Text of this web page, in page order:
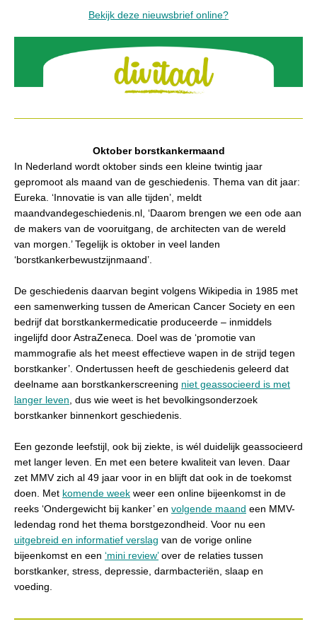
Bekijk deze nieuwsbrief online?
Oktober borstkankermaand
In Nederland wordt oktober sinds een kleine twintig jaar
gepromoot als maand van de geschiedenis. Thema van dit jaar:
Eureka. ‘Innovatie is van alle tijden’, meldt
maandvandegeschiedenis.nl, ‘Daarom brengen we een ode aan
de makers van de vooruitgang, de architecten van de wereld
van morgen.’ Tegelijk is oktober in veel landen
‘borstkankerbewustzijnmaand’.
De geschiedenis daarvan begint volgens Wikipedia in 1985 met
een samenwerking tussen de American Cancer Society en een
bedrijf dat borstkankermedicatie produceerde – inmiddels
ingelijfd door AstraZeneca. Doel was de ‘promotie van
mammografie als het meest effectieve wapen in de strijd tegen
borstkanker’. Ondertussen heeft de geschiedenis geleerd dat
deelname aan borstkankerscreening niet geassocieerd is met
langer leven , dus wie weet is het bevolkingsonderzoek
borstkanker binnenkort geschiedenis.
Een gezonde leefstijl, ook bij ziekte, is wél duidelijk geassocieerd
met langer leven. En met een betere kwaliteit van leven. Daar
zet MMV zich al 49 jaar voor in en blijft dat ook in de toekomst
doen. Met komende week weer een online bijeenkomst in de
reeks ‘Ondergewicht bij kanker’ en volgende maand een MMV-
ledendag rond het thema borstgezondheid. Voor nu een
uitgebreid en informatief verslag van de vorige online
bijeenkomst en een ‘mini review’over de relaties tussen
borstkanker, stress, depressie, darmbacteriën, slaap en
voeding.